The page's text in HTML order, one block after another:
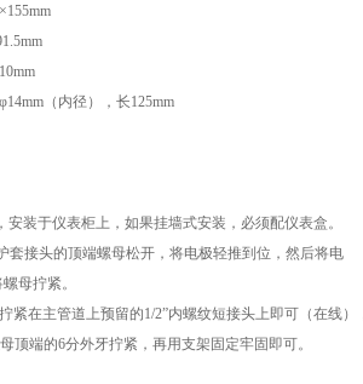
×155mm
14mm （内径），长125mm
安装于仪表柜上，如果挂墙式安装，必须配仪表盒。
套接头的顶端螺母松开，将电极轻推到位，然后将电
母拧紧。
紧在主管道上预留的1/2”内螺纹短接头上即可（在线
顶端的6分外牙拧紧，再用支架固定牢固即可。